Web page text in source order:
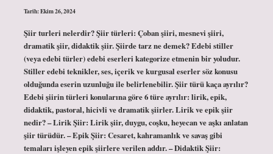
Tarih: Ekim 26, 2024
Şiir turleri nelerdir? Şiir türleri: Çoban şiiri, mesnevi şiiri,
dramatik şiir, didaktik şiir. Şiirde tarz ne demek? Edebi stiller
(veya edebi türler) edebi eserleri kategorize etmenin bir yoludur.
Stiller edebi teknikler, ses, içerik ve kurgusal eserler söz konusu
olduğunda eserin uzunluğu ile belirlenebilir. Şiir türü kaça ayrılır?
Edebi şiirin türleri konularına göre 6 türe ayrılır: lirik, epik,
didaktik, pastoral, hicivli ve dramatik şiirler. Lirik ve epik şiir
nedir? – Lirik Şiir: Lirik şiir, duygu, coşku, heyecan ve aşkı anlatan
şiir türüdür. – Epik Şiir: Cesaret, kahramanlık ve savaş gibi
temaları işleyen epik şiirlere verilen addır. – Didaktik Şiir: